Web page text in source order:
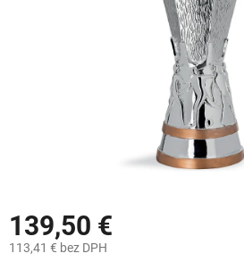
139,50 €
113,41 € bez DPH